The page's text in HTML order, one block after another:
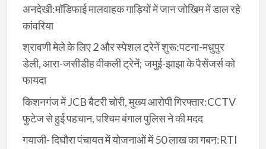
अनदेखी:मॉडिफाई मालवाहक गाड़ियों में जान जोखिम में डाल रहे
कांवरिया
श्रावणी मेले के लिए 2 और स्पेशल ट्रेनें शुरू:पटना-मधुपुर
डेली, आरा-जसीडीह वीकली ट्रेनें; जमुई-झाझा के पैसेंजर्स को
फायदा
किशनगंज में JCB बैटरी चोरी, मुख्य आरोपी गिरफ्तार:CCTV
फुटेज से हुई पहचान, पश्चिम बंगाल पुलिस ने की मदद
गयाजी- दिघौरा पंचायत में योजनाओं में 50 लाख का गबन:RTI